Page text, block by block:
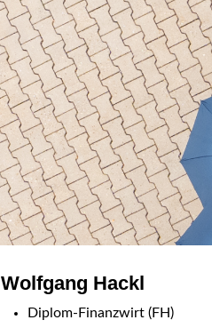
Wolfgang Hackl
Diplom-Finanzwirt (FH)